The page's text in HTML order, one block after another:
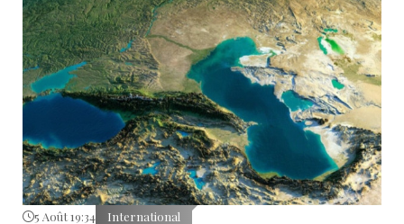
5 Août 19:34 International